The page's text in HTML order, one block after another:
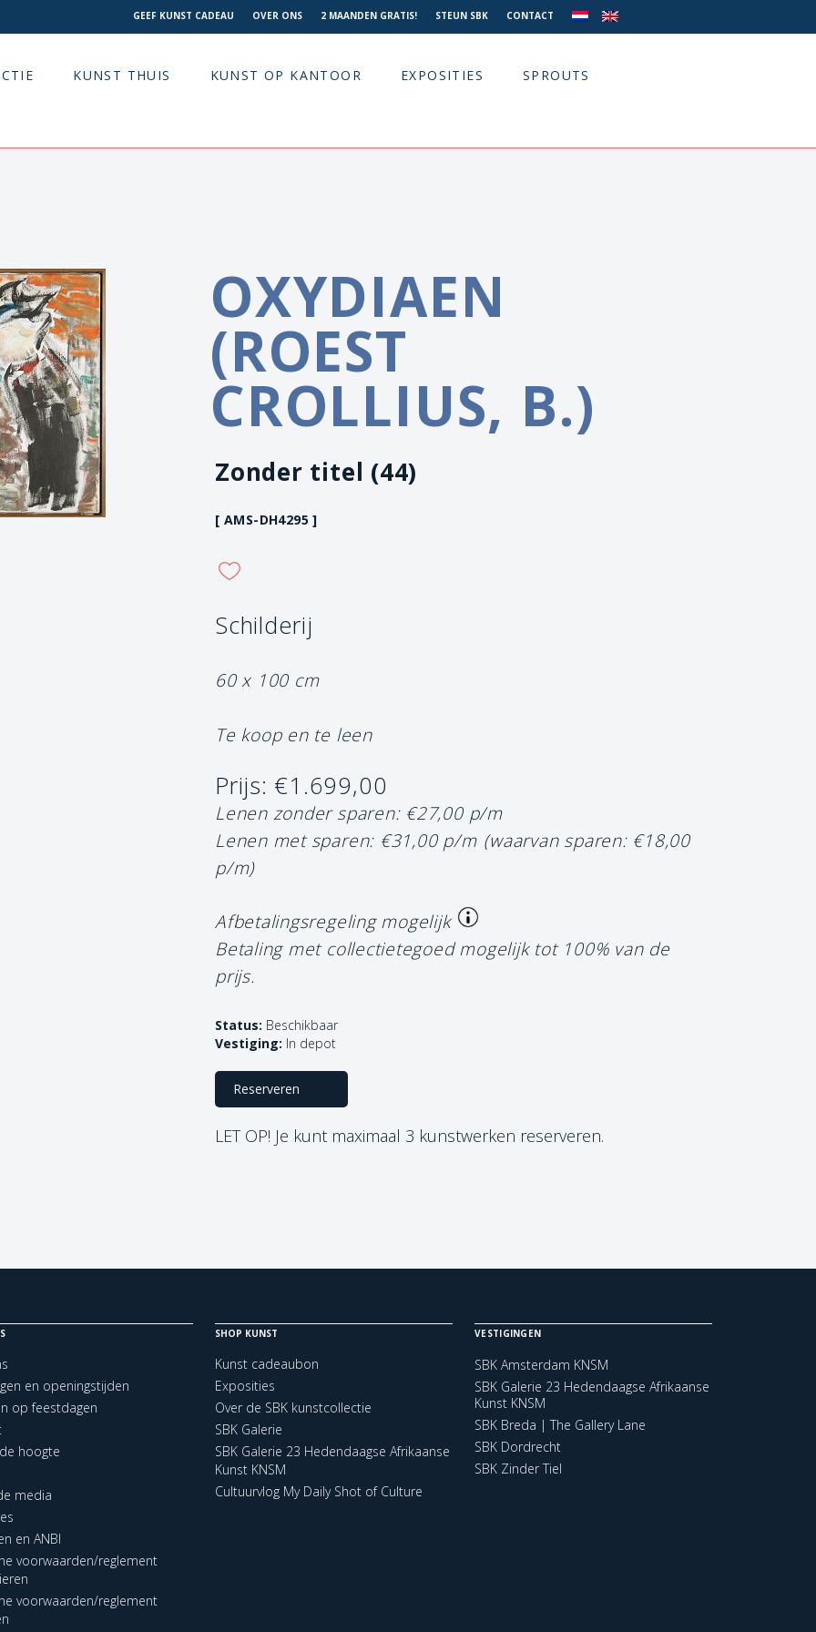
GEEF KUNST CADEAU OVER ONS 2 MAANDEN GRATIS! STEUN SBK CONTACT
KUNST THUIS KUNST OP KANTOOR EXPOSITIES SPROUTS
OXYDIAEN
(ROEST
CROLLIUS, B.)
Zonder titel (44)
[ AMS-DH4295 ]
Schilderij
60 x 100 cm
Te koop en te leen
Prijs: €1.699,00
Lenen zonder sparen: €27,00 p/m
Lenen met sparen: €31,00 p/m (waarvan sparen: €18,00
p/m)
Afbetalingsregeling mogelijk
Betaling met collectietegoed mogelijk tot 100% van de
prijs.
Status: Beschikbaar
Vestiging: In depot
Reserveren
LET OP! Je kunt maximaal 3 kunstwerken reserveren.
en openingstijden
op feestdagen
hoogte
media
en ANBI
voorwaarden/reglement
voorwaarden/reglement
SHOP KUNST
Kunst cadeaubon
Exposities
Over de SBK kunstcollectie
SBK Galerie
SBK Galerie 23 Hedendaagse Afrikaanse
Kunst KNSM
Cultuurvlog My Daily Shot of Culture
VESTIGINGEN
SBK Amsterdam KNSM
SBK Galerie 23 Hedendaagse Afrikaanse
Kunst KNSM
SBK Breda | The Gallery Lane
SBK Dordrecht
SBK Zinder Tiel